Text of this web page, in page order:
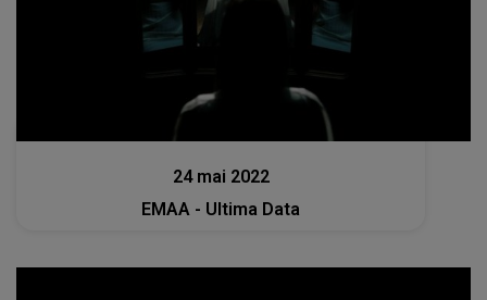
24 mai 2022
EMAA - Ultima Data